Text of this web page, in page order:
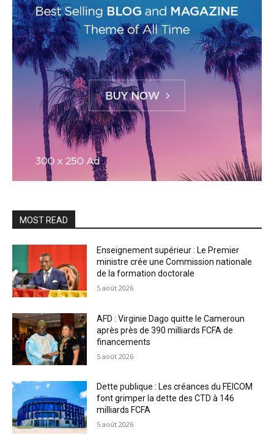
MOST READ
Enseignement supérieur : Le Premier
ministre crée une Commission nationale
de la formation doctorale
5 août 2026
AFD : Virginie Dago quitte le Cameroun
après près de 390 milliards FCFA de
financements
5 août 2026
Dette publique : Les créances du FEICOM
font grimper la dette des CTD à 146
milliards FCFA
5 août 2026